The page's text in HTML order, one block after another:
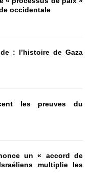
occidentale
: l’histoire de Gaza
les preuves du
un « accord de
multiplie les